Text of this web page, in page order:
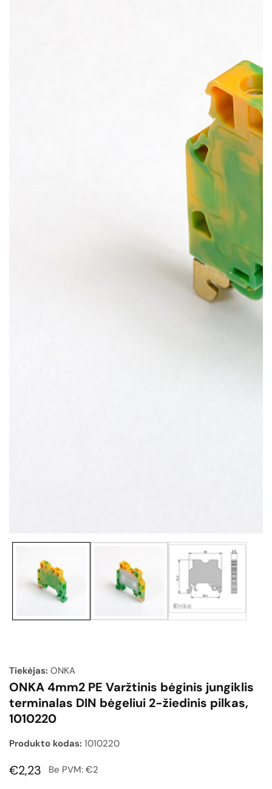
Medijų
Tiekėjas: ONKA
ONKA 4mm2 PE Varžtinis bėginis jungiklis
terminalas DIN bėgeliui 2-žiedinis pilkas,
1010220
Produkto kodas: 1010220
Įprasta
€2,23 Be PVM: €2